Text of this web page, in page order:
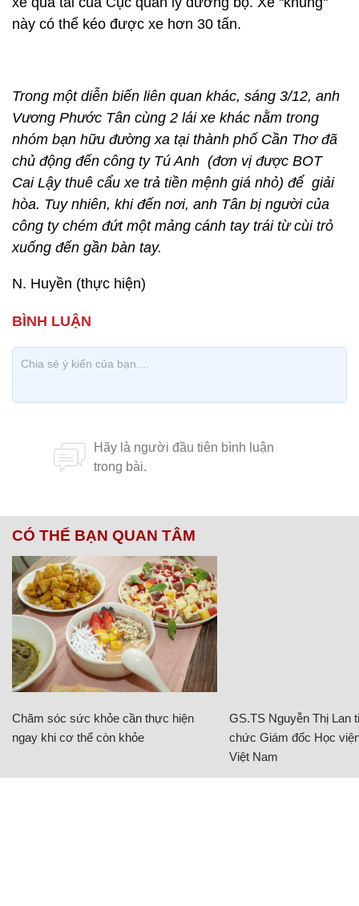
này có thể kéo được xe hơn 30 tấn.
Trong một diễn biến liên quan khác, sáng 3/12, anh
Vương Phước Tân cùng 2 lái xe khác nằm trong
nhóm bạn hữu đường xa tại thành phố Cần Thơ đã
chủ động đến công ty Tú Anh (đơn vị được BOT
Cai Lậy thuê cẩu xe trả tiền mệnh giá nhỏ) để giải
hòa. Tuy nhiên, khi đến nơi, anh Tân bị người của
công ty chém đứt một mảng cánh tay trái từ cùi trỏ
xuống đến gần bàn tay.
N. Huyền (thực hiện)
CÓ THỂ BẠN QUAN TÂM
Chăm sóc sức khỏe cần thực hiện
ngay khi cơ thể còn khỏe
GS.TS Nguyễn Thị Lan
chức Giám đốc Học
Việt Nam